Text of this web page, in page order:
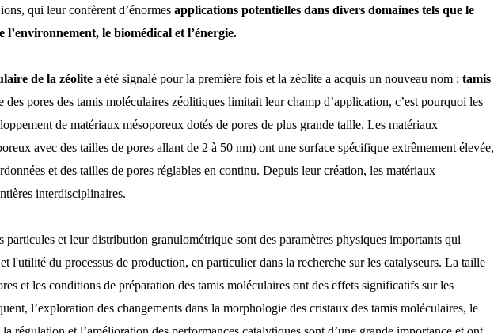
qui leur confèrent d’énormesapplications potentielles dans divers domaines tels que le
le biomédical et l’énergie.
de la zéolite a été signalé pour la première fois et la zéolite a acquis un nouveau nom :tamis
des pores des tamis moléculaires zéolitiques limitait leur champ d’application, c’est pourquoi les
de matériaux mésoporeux dotés de pores de plus grande taille. Les matériaux
avec des tailles de pores allant de 2 à 50 nm) ont une surface spécifique extrêmement élevée,
et des tailles de pores réglables en continu. Depuis leur création, les matériaux
interdisciplinaires.
particules et leur distribution granulométrique sont des paramètres physiques importants qui
l'utilité du processus de production, en particulier dans la recherche sur les catalyseurs. La taille
et les conditions de préparation des tamis moléculaires ont des effets significatifs sur les
l’exploration des changements dans la morphologie des cristaux des tamis moléculaires, le